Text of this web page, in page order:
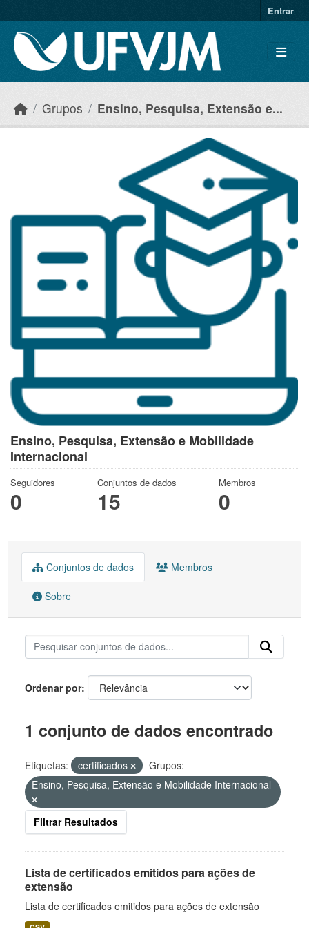
Entrar
Grupos Ensino, Pesquisa, Extensão e...
Ensino, Pesquisa, Extensão e Mobilidade
Internacional
Seguidores
0
Conjuntos de dados
15
Membros
0
Conjuntos de dados Membros
Sobre
Ordenar por
1 conjunto de dados encontrado
Etiquetas: certificados
Grupos:
Ensino, Pesquisa, Extensão e Mobilidade Internacional
Filtrar Resultados
Lista de certificados emitidos para ações de
extensão
Lista de certificados emitidos para ações de extensão